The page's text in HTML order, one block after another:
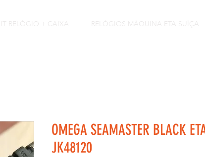
KIT RELÓGIO + CAIXA RELÓGIOS MÁQUINA ETA SUÍÇA
OMEGA SEAMASTER BLACK
JK48120